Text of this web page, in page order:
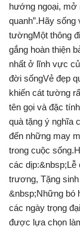
hướng ngoại, mở
quanh”.Hãy
tườngMột thông
gắng hoàn thiện
nhất ở lĩnh vực
đời sốngVẻ đẹp
khiến cát tường
tên gọi và đặc
quà tặng ý nghĩa
đến những may
trong cuộc
các dịp:&nbsp;Lễ
trương, Tặng
&nbsp;Những bó
các ngày trọng
được lựa chọn